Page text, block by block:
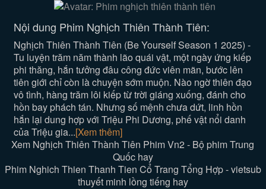
Nội dung Phim Nghịch Thiên Thành Tiên:
Nghịch Thiên Thành Tiên (Be Yourself Season 1 2025) -
Tu luyện trăm năm thành lão quái vật, một ngày ứng kiếp
phi thăng, hắn tưởng đâu công đức viên mãn, bước lên
tiên giới chỉ còn là chuyện sớm muộn. Nào ngờ thiên đạo
vô tình, hàng trăm lôi kiếp từ trời giáng xuống, đánh cho
hồn bay phách tán. Nhưng số mệnh chưa dứt, linh hồn
hắn lại dung hợp với Triệu Phi Dương, phế vật nổi danh
của Triệu gia...[Xem thêm]
Xem Nghịch Thiên Thành Tiên Phim Vn2 - Bộ phim Trung
Quốc hay
Phim Nghich Thien Thanh Tien Cổ Trang Tổng Hợp - vietsub
thuyết minh lồng tiếng hay